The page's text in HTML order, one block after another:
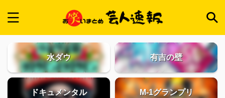
水ダウ 有吉の壁
ドキュメンタル M-1グランプリ